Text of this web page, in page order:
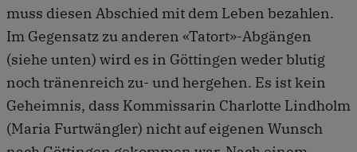
muss diesen Abschied mit dem Leben bezahlen.
Im Gegensatz zu anderen «Tatort»-Abgängen
(siehe unten) wird es in Göttingen weder blutig
noch tränenreich zu- und hergehen. Es ist kein
Geheimnis, dass Kommissarin Charlotte Lindholm
(Maria Furtwängler) nicht auf eigenen Wunsch